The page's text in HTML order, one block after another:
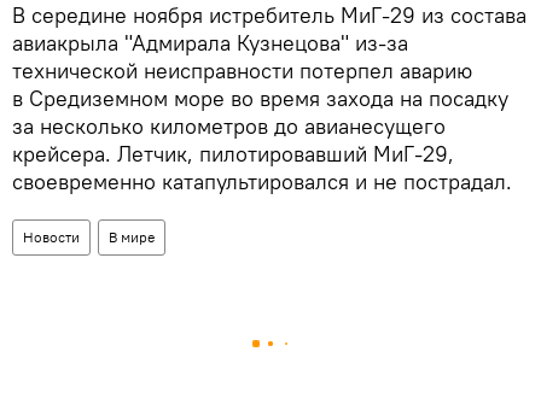
В середине ноября истребитель МиГ-29 из состава
авиакрыла "Адмирала Кузнецова" из-за
технической неисправности потерпел аварию
в Средиземном море во время захода на посадку
за несколько километров до авианесущего
крейсера. Летчик, пилотировавший МиГ-29,
своевременно катапультировался и не пострадал.
Новости В мире